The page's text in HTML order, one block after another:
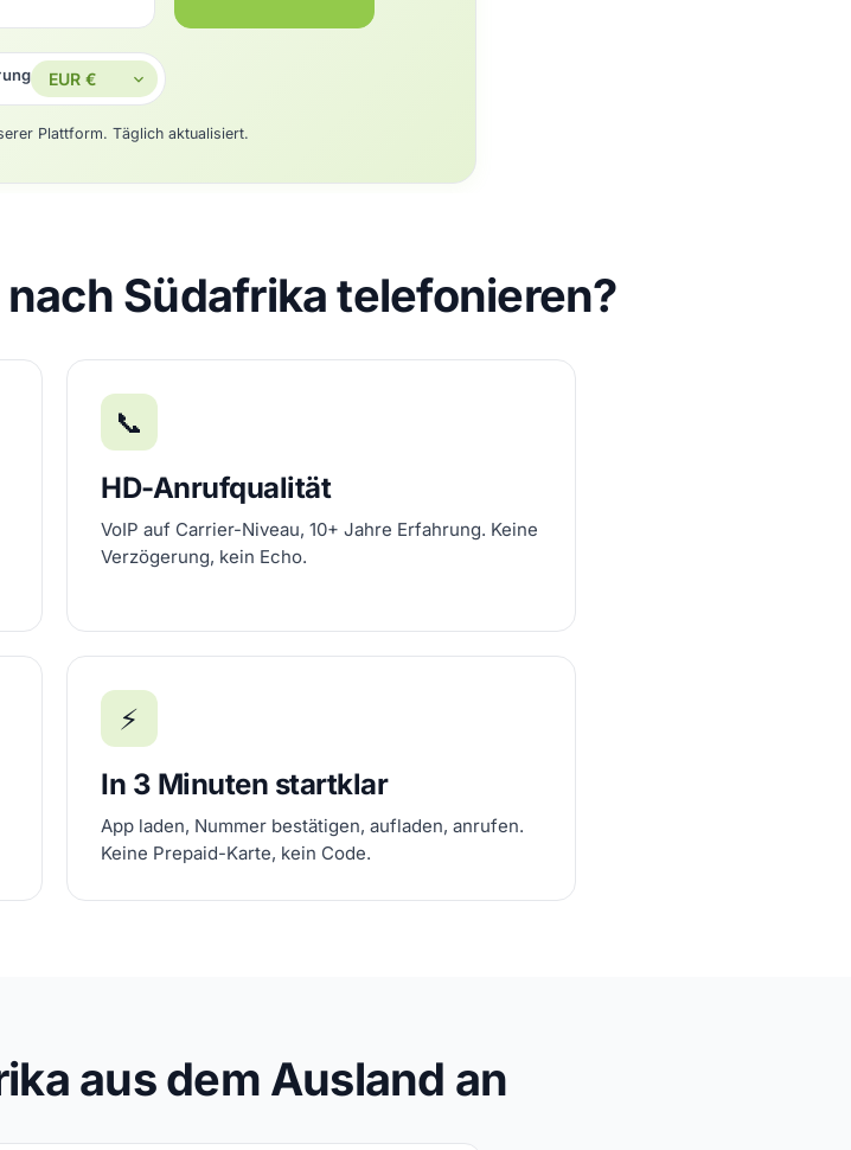
Plattform. Täglich aktualisiert.
Südafrika telefonieren?
📞
HD-Anrufqualität
VoIP auf Carrier-Niveau, 10+ Jahre Erfahrung. Keine
Verzögerung, kein Echo.
⚡
In 3 Minuten startklar
App laden, Nummer bestätigen, aufladen, anrufen.
Keine Prepaid-Karte, kein Code.
aus dem Ausland an